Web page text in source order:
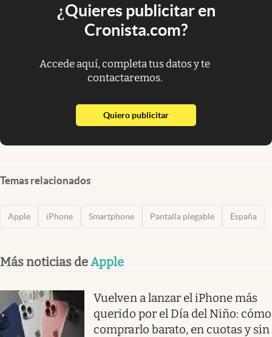
¿Quieres publicitar en
Cronista.com?
Accede aquí, completa tus datos y te
contactaremos.
Quiero publicitarabre en nueva pestaña
Temas relacionados
Apple iPhone Smartphone Pantalla plegable España
Más noticias deApple
Vuelven a lanzar el iPhone más
querido por el Día del Niño: cómo
comprarlo barato, en cuotas y sin